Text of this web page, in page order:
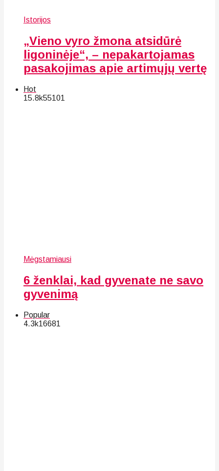
Istorijos
„Vieno vyro žmona atsidūrė
ligoninėje“, – nepakartojamas
pasakojimas apie artimųjų vertę
Hot
15.8k55101
Mėgstamiausi
6 ženklai, kad gyvenate ne savo
gyvenimą
Popular
4.3k16681